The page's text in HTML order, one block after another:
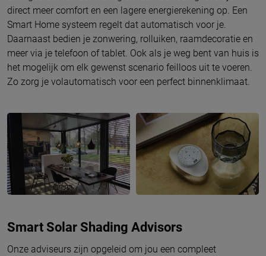
direct meer comfort en een lagere energierekening op. Een
Smart Home systeem regelt dat automatisch voor je.
Daarnaast bedien je zonwering, rolluiken, raamdecoratie en
meer via je telefoon of tablet. Ook als je weg bent van huis is
het mogelijk om elk gewenst scenario feilloos uit te voeren.
Zo zorg je volautomatisch voor een perfect binnenklimaat.
Smart Solar Shading Advisors
Onze adviseurs zijn opgeleid om jou een compleet